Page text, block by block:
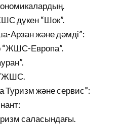
дүкен “Шок”.
Арзан және дәмді”:
“ЖШС-Европа”.
және сервис”:
саласындағы.